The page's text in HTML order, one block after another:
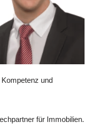
und
für Immobilien.